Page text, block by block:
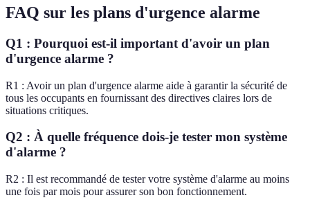
FAQ sur les plans d'urgence alarme
Q1 : Pourquoi est-il important d'avoir un plan
d'urgence alarme ?
R1 : Avoir un plan d'urgence alarme aide à garantir la sécurité de
tous les occupants en fournissant des directives claires lors de
situations critiques.
Q2 : À quelle fréquence dois-je tester mon système
d'alarme ?
R2 : Il est recommandé de tester votre système d'alarme au moins
une fois par mois pour assurer son bon fonctionnement.